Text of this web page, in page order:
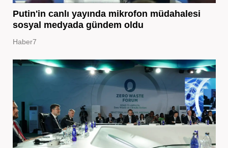
Putin'in canlı yayında mikrofon müdahalesi
sosyal medyada gündem oldu
Haber7